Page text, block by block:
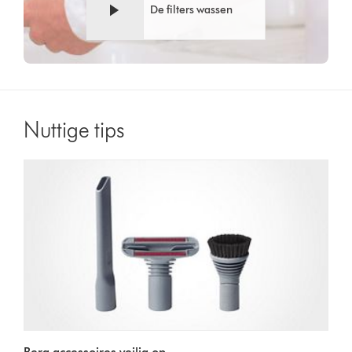
De filters wassen
Nuttige tips